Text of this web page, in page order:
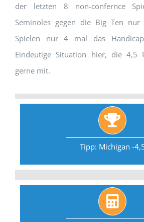
der letzten 8 non-confernce
Seminoles gegen die Big Ten
Spielen nur 4 mal das
Eindeutige Situation hier, die 4,5
gerne mit.
Tipp: Michigan -